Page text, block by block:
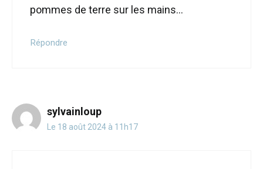
pommes de terre sur les mains…
Répondre
sylvainloup
Le 18 août 2024 à 11h17